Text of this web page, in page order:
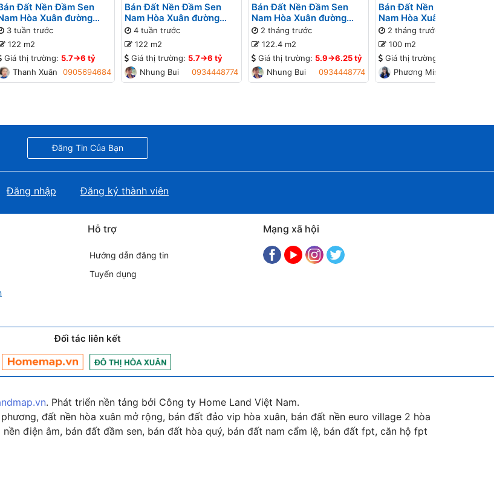
Đất Nền Đầm Sen
Hòa Xuân đường
B2-130 lô 6x - Gần
Nguyễn Phước Lan
3 tuần trước
122 m2
Giá thị trường: 5.7->6 tỷ
Thanh Xuân
0905694684
Bán Đất Nền Đầm Sen
Nam Hòa Xuân đường
7.5m B2-130 lô 6x - Gần
đường Nguyễn Phước Lan
4 tuần trước
122 m2
Giá thị trường: 5.7->6 tỷ
Nhung Bui
0934448774
Bán Đất Nền Đầm Sen
Nam Hòa Xuân đường
7.5m B2-129 lô 1x - Đường
thông, Gần đường
Nguyễn Phước Lan
2 tháng trước
122.4 m2
Giá thị trường: 5.9->6.25 tỷ
Nhung Bui
0934448774
Bán Đất Nền Đầm Sen
Nam Hòa Xuân đường 7.5
B2-119 lô 6x - Đường
thông
2 tháng trước
100 m2
Giá thị trường:
Phương Missa
Đăng Tin Của Bạn
Đăng nhập Đăng ký thành viên
Hỗ trợ
Hướng dẫn đăng tin
Tuyển dụng
Mạng xã hội
Đối tác liên kết
. Phát triển nền tảng bởi Công ty Home Land Việt Nam.
đất nền hòa xuân mở rộng, bán đất đảo vip hòa xuân, bán đất nền euro village 2 hòa
điện âm, bán đất đầm sen, bán đất hòa quý, bán đất nam cẩm lệ, bán đất fpt, căn hộ fpt